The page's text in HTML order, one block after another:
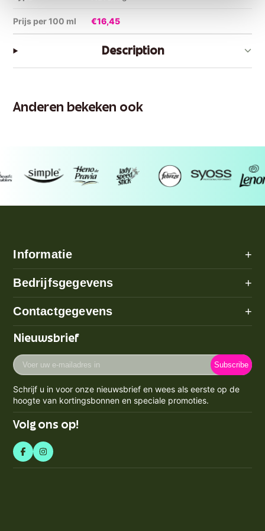
Prijs per 100 ml €16,45
Description
Anderen bekeken ook
Informatie +
Algemene voorwaarden
Betaalmethode
Verzenden
Klachten
Spaarpunten Programma
Retourneren & Annuleren
Bedrijfsgegevens +
Privacy Policy
Cookie Policy
Contact
Blogs
Contactgegevens +
Adres: Poeldijk (geen bezoekadres)
Maandag - Vrijdag 09:00-17:00
KVK-nummer: 71550224
BTW-nummer: NL858759123b01
Nieuwsbrief
Voer
uw
mailadres
in
Subscribe
Schrijf u in voor onze nieuwsbrief en wees als eerste op de
hoogte van kortingsbonnen en speciale promoties.
Volg ons op!